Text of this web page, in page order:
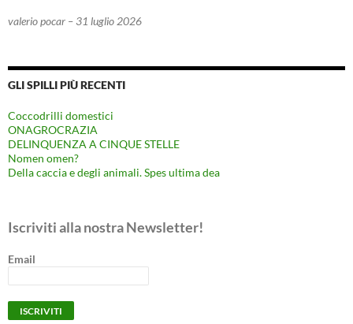
valerio pocar – 31 luglio 2026
GLI SPILLI PIÙ RECENTI
Coccodrilli domestici
ONAGROCRAZIA
DELINQUENZA A CINQUE STELLE
Nomen omen?
Della caccia e degli animali. Spes ultima dea
Iscriviti alla nostra Newsletter!
Email